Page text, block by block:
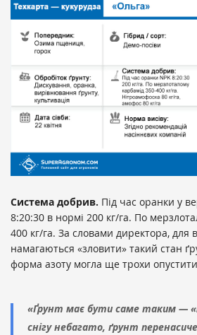
Система добрив. Під час оранки у
8:20:30 в нормі 200 кг/га. По
400 кг/га. За словами директора, для
намагаються «зловити» такий стан
форма азоту могла ще трохи
«Ґрунт має бути саме таким —
снігу небагато, ґрунт